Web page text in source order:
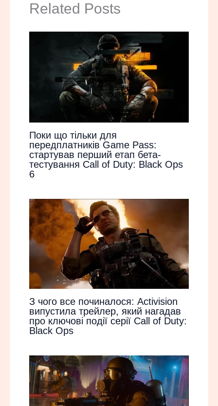
Related Posts
Поки що тільки для
передплатників Game Pass:
стартував перший етап бета-
тестування Call of Duty: Black Ops
6
З чого все починалося: Activision
випустила трейлер, який нагадав
про ключові події серії Call of Duty:
Black Ops